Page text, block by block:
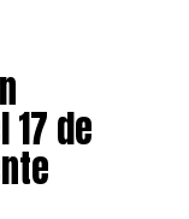
de